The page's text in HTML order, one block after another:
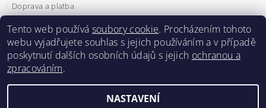
Doprava a platba
Ochrana osobních údajů
Velkoobchod
Zásady používání souborů cookies
Tento web používá soubory cookie. Procházením tohoto
webu vyjadřujete souhlas s jejich používáním a v případě
poskytnutí dalších osobních údajů s jejich ochranou a
zpracováním.
NASTAVENÍ